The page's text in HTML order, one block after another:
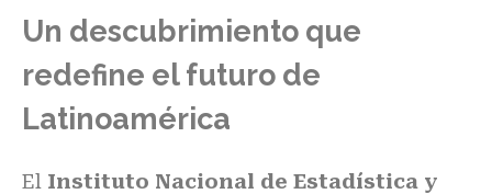
Un descubrimiento que
redefine el futuro de
Latinoamérica
El Instituto Nacional de Estadística y